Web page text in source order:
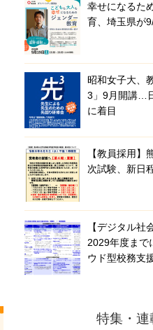
幸せになるた
育、埼玉県が
昭和女子大、
3」9月開講…
に着目
【教員採用】
次試験、新日
【デジタル社
2029年度まで
ウド型校務支
特集・連